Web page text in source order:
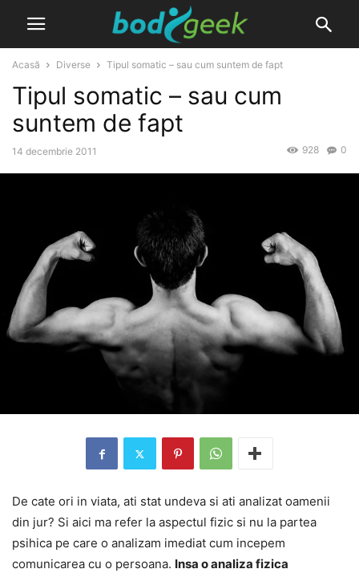
Acasă Diverse Tipul somatic – sau cum suntem de fapt
Tipul somatic – sau cum
suntem de fapt
14 decembrie 2011 0
928
De cate ori in viata, ati stat undeva si ati analizat oamenii
din jur? Si aici ma refer la aspectul fizic si nu la partea
psihica pe care o analizam imediat cum incepem
comunicarea cu o persoana. Insa o analiza fizica